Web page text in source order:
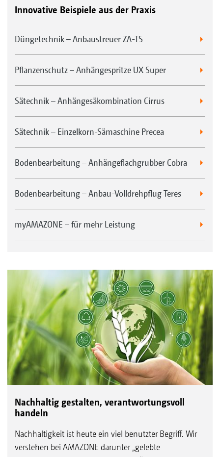
Innovative Beispiele aus der Praxis
Düngetechnik – Anbaustreuer ZA-TS
Pflanzenschutz – Anhängespritze UX Super
Sätechnik – Anhängesäkombination Cirrus
Sätechnik – Einzelkorn-Sämaschine Precea
Bodenbearbeitung – Anhängeflachgrubber Cobra
Bodenbearbeitung – Anbau-Volldrehpflug Teres
myAMAZONE – für mehr Leistung
Nachhaltig gestalten, verantwortungsvoll
handeln
Nachhaltigkeit ist heute ein viel benutzter Begriff. Wir
verstehen bei AMAZONE darunter „gelebte